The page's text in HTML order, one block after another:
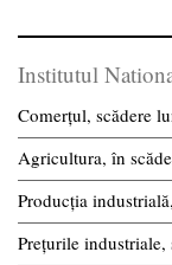
Institutul
Comerțul, scădere
Agricultura, în
Producția
Prețurile